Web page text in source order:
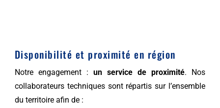
Disponibilité et proximité en région
Notre engagement : un service de proximité. Nos
collaborateurs techniques sont répartis sur l’ensemble
du territoire afin de :